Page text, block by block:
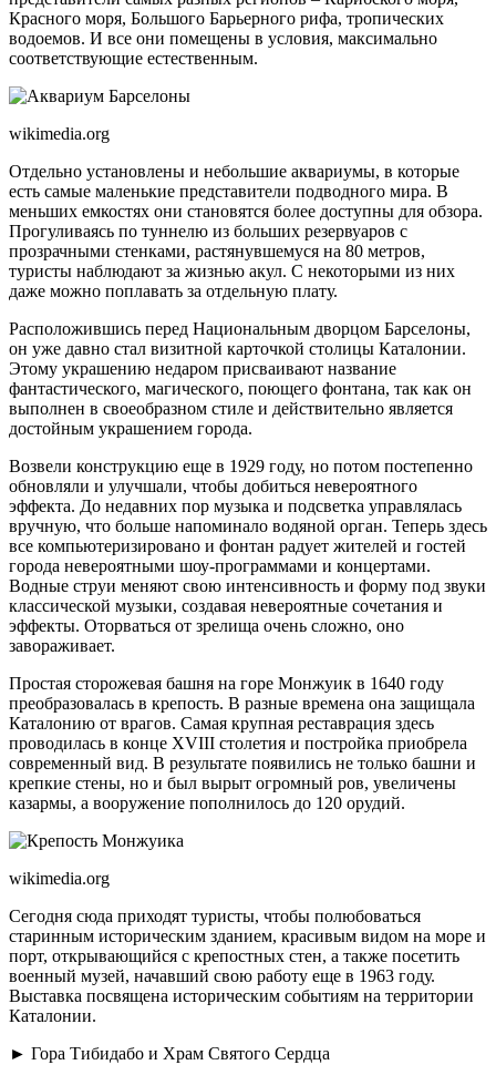
Красного моря, Большого Барьерного рифа, тропических
водоемов. И все они помещены в условия, максимально
соответствующие естественным.
wikimedia.org
Отдельно установлены и небольшие аквариумы, в которые
есть самые маленькие представители подводного мира. В
меньших емкостях они становятся более доступны для обзора.
Прогуливаясь по туннелю из больших резервуаров с
прозрачными стенками, растянувшемуся на 80 метров,
туристы наблюдают за жизнью акул. С некоторыми из них
даже можно поплавать за отдельную плату.
Расположившись перед Национальным дворцом Барселоны,
он уже давно стал визитной карточкой столицы Каталонии.
Этому украшению недаром присваивают название
фантастического, магического, поющего фонтана, так как он
выполнен в своеобразном стиле и действительно является
достойным украшением города.
Возвели конструкцию еще в 1929 году, но потом постепенно
обновляли и улучшали, чтобы добиться невероятного
эффекта. До недавних пор музыка и подсветка управлялась
вручную, что больше напоминало водяной орган. Теперь здесь
все компьютеризировано и фонтан радует жителей и гостей
города невероятными шоу-программами и концертами.
Водные струи меняют свою интенсивность и форму под звуки
классической музыки, создавая невероятные сочетания и
эффекты. Оторваться от зрелища очень сложно, оно
завораживает.
Простая сторожевая башня на горе Монжуик в 1640 году
преобразовалась в крепость. В разные времена она защищала
Каталонию от врагов. Самая крупная реставрация здесь
проводилась в конце XVIII столетия и постройка приобрела
современный вид. В результате появились не только башни и
крепкие стены, но и был вырыт огромный ров, увеличены
казармы, а вооружение пополнилось до 120 орудий.
wikimedia.org
Сегодня сюда приходят туристы, чтобы полюбоваться
старинным историческим зданием, красивым видом на море и
порт, открывающийся с крепостных стен, а также посетить
военный музей, начавший свою работу еще в 1963 году.
Выставка посвящена историческим событиям на территории
Каталонии.
► Гора Тибидабо и Храм Святого Сердца